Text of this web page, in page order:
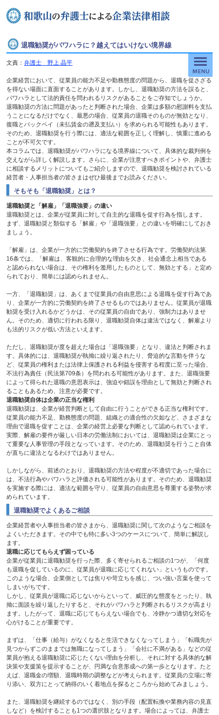
退職勧奨がパワハラに？越えてはいけない境界線
文責：弁護士 野上 晶平
企業経営において、従業員の能力不足や勤務態度の問題から、退職を促さざる
を得ない場面に直面することがあります。しかし、退職勧奨の方法を誤ると、
パワハラとして法的責任を問われるリスクがあることをご存知でしょうか。
退職勧奨の方法に問題があったと判断された場合、企業は多額の慰謝料を支払
うことになるだけでなく、最悪の場合、従業員の退職そのものが無効となり、
復職とバックペイ（未払賃金の遡及支払い）を求められる可能性もあります。
そのため、退職勧奨を行う際には、適法な範囲を正しく理解し、慎重に進める
ことが不可欠です。
本コラムでは、退職勧奨がパワハラになる境界線について、具体的な裁判例を
交えながら詳しく解説します。さらに、企業が注意すべきポイントや、弁護士
に相談するメリットについてもご紹介しますので、退職勧奨を検討されている
経営者・人事担当者の皆さまはぜひ最後までお読みください。
そもそも「退職勧奨」とは？
退職勧奨と「解雇」「退職強要」の違い
退職勧奨とは、企業が従業員に対して自主的な退職を促す行為を指します。
まず、退職勧奨と類似する「解雇」や「退職強要」との違いを明確にしておき
ましょう。
「解雇」は、企業が一方的に労働契約を終了させる行為です。労働契約法第
16条では、「解雇は、客観的に合理的な理由を欠き、社会通念上相当である
と認められない場合は、その権利を濫用したものとして、無効とする」と定め
られており、簡単には認められません。
一方、「退職勧奨」は、あくまで従業員の自由意思による退職を促す行為であ
り、企業が一方的に労働契約を終了させるものではありません。従業員が退職
勧奨を受け入れるかどうかは、その従業員の自由であり、強制力はありませ
ん。そのため、適切に行われる限り、退職勧奨自体は違法ではなく、解雇より
も法的リスクが低い方法といえます。
ただし、退職勧奨が度を超えた場合は「退職強要」となり、違法と判断されま
す。具体的には、退職勧奨が執拗に繰り返されたり、脅迫的な言動を伴うな
ど、従業員の権利または法律上保護される利益を侵害する程度に至った場合、
不法行為責任（民法第709条）を問われる可能性があります。また、退職強要
によって得られた退職の意思表示は、強迫や錯誤を理由として無効と判断され
ることもあるため、注意が必要です。
退職勧奨自体は企業の正当な権利
退職勧奨は、企業が経営判断として自由に行うことができる正当な権利です。
従業員の能力不足、勤務態度の問題、組織との適合性の欠如など、さまざまな
理由で退職を促すことは、企業の経営上必要な判断として認められています。
実際、解雇の要件が厳しい日本の労働法制においては、退職勧奨は企業にとっ
て重要な人事管理の手段となっています。そのため、退職勧奨を行うこと自体
が直ちに違法となるわけではありません。
しかしながら、前述のとおり、退職勧奨の方法や程度が不適切であった場合に
は、不法行為やパワハラと評価される可能性があります。そのため、退職勧奨
を実施する際には、適法な範囲を守り、従業員の自由意思を尊重する姿勢が求
められています。
退職勧奨でよくあるご相談
企業経営者や人事担当者の皆さまから、退職勧奨に関して次のようなご相談を
よくいただきます。その中でも特に多い3つのケースについて、簡単に解説し
ます。
退職に応じてもらえず困っている
企業が従業員に退職勧奨を行った際、多く寄せられるご相談の1つが、「何度
も退職を促しているのに、従業員が退職に応じてくれない」というものです。
このような場合、企業側としては焦りや苛立ちを感じ、つい強い言葉を使って
しまいがちです。
しかし、従業員が退職に応じないからといって、威圧的な態度をとったり、執
拗に面談を繰り返したりすると、それがパワハラと判断されるリスクが高まり
ます。したがって、退職に応じてもらえない場合でも、冷静かつ適切な対応を
心がけることが重要です。
まずは、「仕事（給与）がなくなると生活できなくなってしまう」「転職先が
見つからずこのままでは無職になってしまう」「会社に不満がある」などの従
業員が抱える退職勧奨に応じたくない理由を分析し、それに対する具体的な解
決策や支援策を提示することが、円満な合意形成への第一歩となります。たと
えば、退職金の増額、退職時期の調整などが考えられます。従業員の立場に寄
り添い、双方にとって納得のいく着地点を探るところから始めてみましょう。
また、退職勧奨を継続するのではなく、別の手段（配置転換や業務内容の見直
しなど）を検討することも 1つの選択肢となります。場合によっては、弁護士